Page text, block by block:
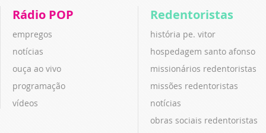
Rádio POP
empregos
notícias
ouça ao vivo
programação
vídeos
Redentoristas
história pe. vitor
hospedagem santo afonso
missionários redentoristas
missões redentoristas
notícias
obras sociais redentoristas